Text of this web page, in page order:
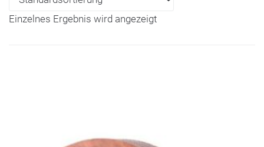
Einzelnes Ergebnis wird angezeigt